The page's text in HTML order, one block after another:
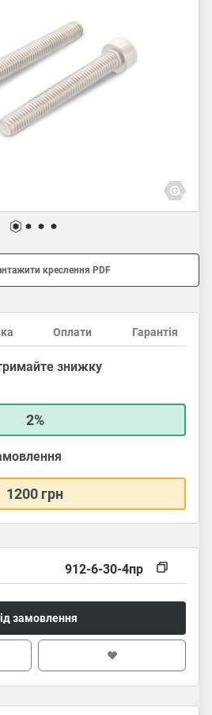
креслення PDF
Оплати Гарантія
знижку
2%
1200 грн
912-6-30-4пр
замовлення